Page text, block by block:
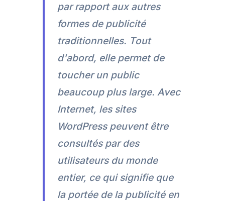
par rapport aux autres
formes de publicité
traditionnelles. Tout
d'abord, elle permet de
toucher un public
beaucoup plus large. Avec
Internet, les sites
WordPress peuvent être
consultés par des
utilisateurs du monde
entier, ce qui signifie que
la portée de la publicité en